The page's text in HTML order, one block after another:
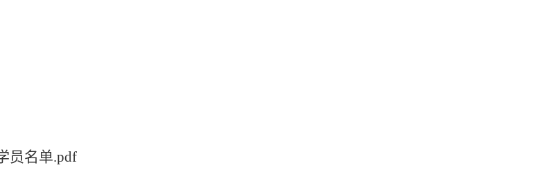
员名单.pdf